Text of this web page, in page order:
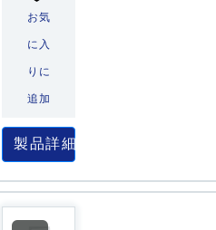
お気
に入
りに
追加
製品詳細